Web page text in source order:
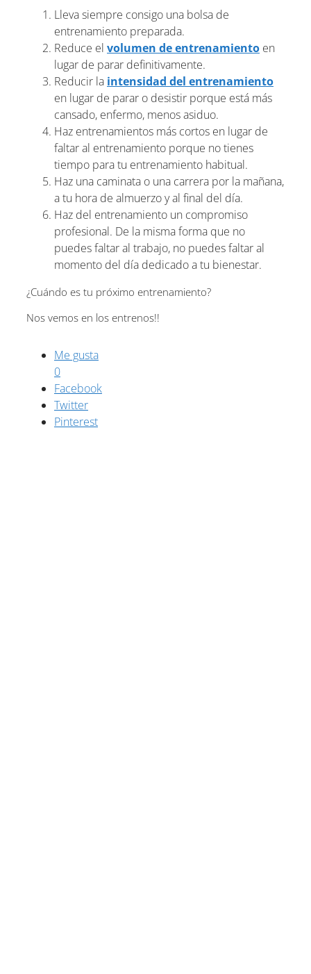
Lleva siempre consigo una bolsa de
entrenamiento preparada.
Reduce el volumen de entrenamiento en
lugar de parar definitivamente.
Reducir la intensidad del entrenamiento
en lugar de parar o desistir porque está más
cansado, enfermo, menos asiduo.
Haz entrenamientos más cortos en lugar de
faltar al entrenamiento porque no tienes
tiempo para tu entrenamiento habitual.
Haz una caminata o una carrera por la mañana,
a tu hora de almuerzo y al final del día.
Haz del entrenamiento un compromiso
profesional. De la misma forma que no
puedes faltar al trabajo, no puedes faltar al
momento del día dedicado a tu bienestar.
¿Cuándo es tu próximo entrenamiento?
Nos vemos en los entrenos!!
Me gusta
0
Facebook
Twitter
Pinterest